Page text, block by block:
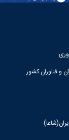
و فناوران کشور